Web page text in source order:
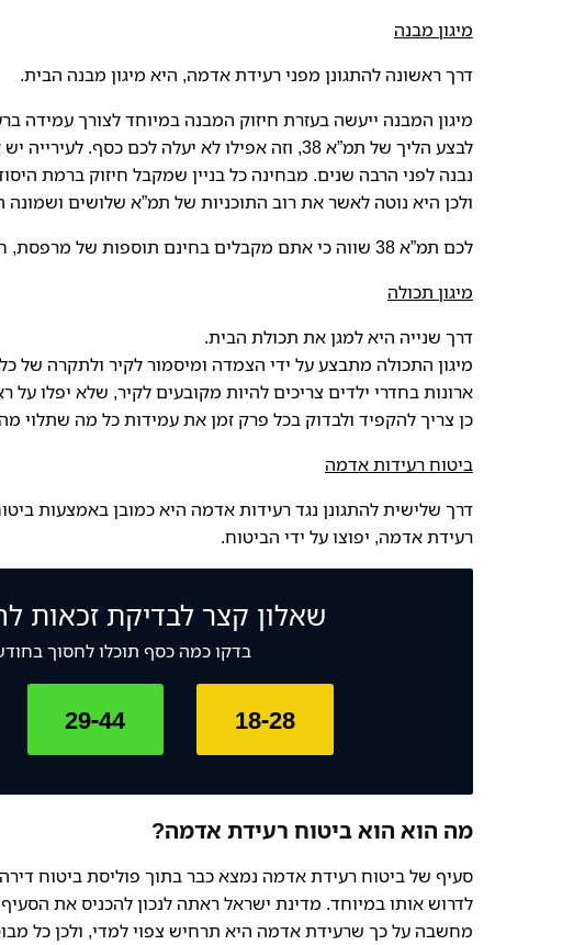
מיגון מבנה
דרך ראשונה להתגונן מפני רעידת אדמה, היא מיגון מבנה הבית.
מיגון המבנה ייעשה בעזרת חיזוק המבנה במיוחד לצורך
לבצע הליך של תמ”א 38, וזה אפילו לא יעלה לכם
נבנה לפני הרבה שנים. מבחינה כל בניין שמקבל חיזוק ברמת
ולכן היא נוטה לאשר את רוב התוכניות של תמ”א שלושים
לכם תמ”א 38 שווה כי אתם מקבלים בחינם תוספות של מרפסת, חדר ממ”ד, מעלית, לובי חדש ועוד.
מיגון תכולה
דרך שנייה היא למגן את תכולת הבית.
מיגון התכולה מתבצע על ידי הצמדה ומיסמור לקיר ולתקרה
ארונות בחדרי ילדים צריכים להיות מקובעים לקיר, שלא יפלו על
כן צריך להקפיד ולבדוק בכל פרק זמן את עמידות כל מה שתלוי
ביטוח רעידות אדמה
דרך שלישית להתגונן נגד רעידות אדמה היא כמובן באמצעות
רעידת אדמה, יפוצו על ידי הביטוח.
שאלון קצר לבדיקת זכאות
בדקו כמה כסף תוכלו לחסוך
18-28
29-44
מה הוא הוא ביטוח רעידת אדמה?
סעיף של ביטוח רעידת אדמה נמצא כבר בתוך פוליסת ביטוח
לדרוש אותו במיוחד. מדינת ישראל ראתה לנכון להכניס את
מחשבה על כך שרעידת אדמה היא תרחיש צפוי למדי, ולכן כל